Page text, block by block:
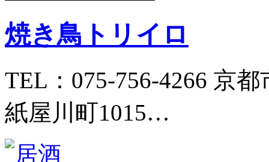
焼き鳥トリイロ
TEL：075-756-4266 京
紙屋川町1015…